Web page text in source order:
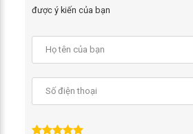
được ý kiến của bạn